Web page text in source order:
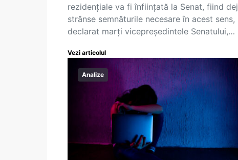
rezidenţiale va fi înfiinţată la Senat, fiind
strânse semnăturile necesare în acest sens,
declarat marţi vicepreşedintele Senatului,…
Vezi articolul
Analize